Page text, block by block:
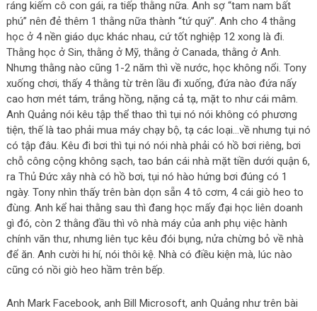
ráng kiếm cô con gái, ra tiếp thằng nữa. Anh sợ “tam nam bất
phú” nên đẻ thêm 1 thằng nữa thành “tứ quý”. Anh cho 4 thằng
học ở 4 nền giáo dục khác nhau, cứ tốt nghiệp 12 xong là đi.
Thằng học ở Sin, thằng ở Mỹ, thằng ở Canada, thằng ở Anh.
Nhưng thằng nào cũng 1-2 năm thì về nước, học không nổi. Tony
xuống chơi, thấy 4 thằng từ trên lầu đi xuống, đứa nào đứa nấy
cao hơn mét tám, trắng hồng, nặng cả tạ, mặt to như cái mâm.
Anh Quảng nói kêu tập thể thao thì tụi nó nói không có phương
tiện, thế là tao phải mua máy chạy bộ, tạ các loại…về nhưng tụi nó
có tập đâu. Kêu đi bơi thì tụi nó nói nhà phải có hồ bơi riêng, bơi
chỗ công cộng không sạch, tao bán cái nhà mặt tiền dưới quận 6,
ra Thủ Đức xây nhà có hồ bơi, tụi nó hào hứng bơi đúng có 1
ngày. Tony nhìn thấy trên bàn dọn sẵn 4 tô cơm, 4 cái giò heo to
đùng. Anh kể hai thằng sau thì đang học mấy đại học liên doanh
gì đó, còn 2 thằng đầu thì vô nhà máy của anh phụ việc hành
chính văn thư, nhưng liên tục kêu đói bụng, nửa chừng bỏ về nhà
để ăn. Anh cười hi hí, nói thôi kệ. Nhà có điều kiện mà, lúc nào
cũng có nồi giò heo hầm trên bếp.
Anh Mark Facebook, anh Bill Microsoft, anh Quảng như trên bài